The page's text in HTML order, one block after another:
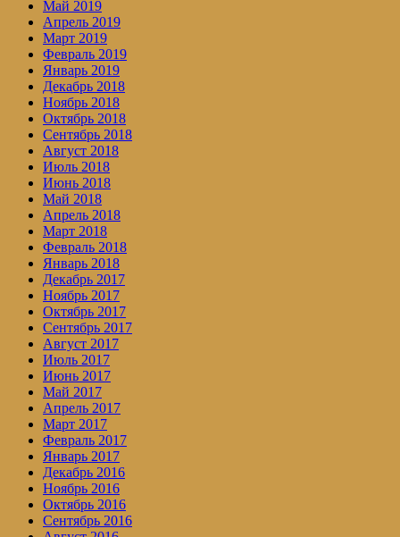
Май 2019
Апрель 2019
Март 2019
Февраль 2019
Январь 2019
Декабрь 2018
Ноябрь 2018
Октябрь 2018
Сентябрь 2018
Август 2018
Июль 2018
Июнь 2018
Май 2018
Апрель 2018
Март 2018
Февраль 2018
Январь 2018
Декабрь 2017
Ноябрь 2017
Октябрь 2017
Сентябрь 2017
Август 2017
Июль 2017
Июнь 2017
Май 2017
Апрель 2017
Март 2017
Февраль 2017
Январь 2017
Декабрь 2016
Ноябрь 2016
Октябрь 2016
Сентябрь 2016